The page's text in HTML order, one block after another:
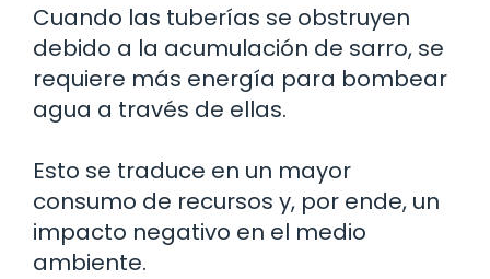
Cuando las tuberías se obstruyen
debido a la acumulación de sarro, se
requiere más energía para bombear
agua a través de ellas.
Esto se traduce en un mayor
consumo de recursos y, por ende, un
impacto negativo en el medio
ambiente.